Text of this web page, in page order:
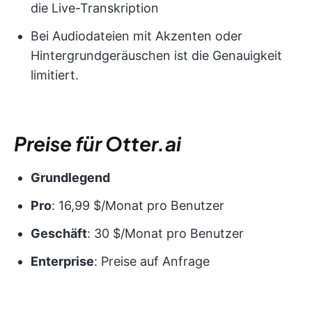
die Live-Transkription
Bei Audiodateien mit Akzenten oder
Hintergrundgeräuschen ist die Genauigkeit
limitiert.
Preise für Otter.ai
Grundlegend
Pro: 16,99 $/Monat pro Benutzer
Geschäft: 30 $/Monat pro Benutzer
Enterprise: Preise auf Anfrage